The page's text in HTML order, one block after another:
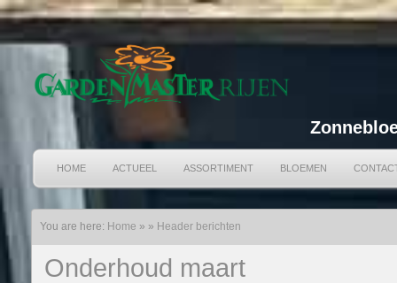
HOME ACTUEEL ASSORTIMENT BLOEMEN
You are here: Home » » Header berichten
Onderhoud maart